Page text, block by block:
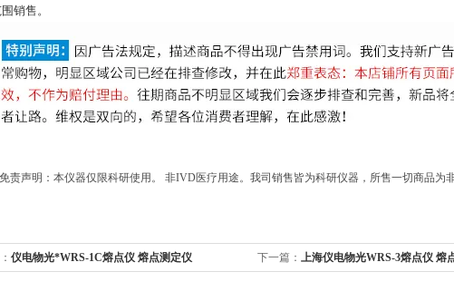
销售。
责声明：本仪器仅限科研使用。 非IVD医疗用途。我司销售皆为科研仪器，所售一切商品为非
仪电物光*WRS-1C熔点仪 熔点测定仪 下一篇： 上海仪电物光WRS-3熔点仪 熔